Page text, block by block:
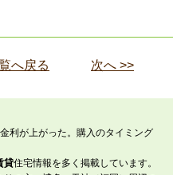
へ戻る 次へ >>
利が上がった。購入のタイミング
貸住宅情報を多く掲載しています。